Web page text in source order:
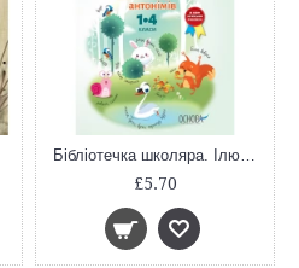
Бібліотечка школяра. Ілюстрований словник синонимів, антонимів. 1-4 класи. КДН012
£5.70